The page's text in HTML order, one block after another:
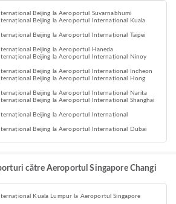
Beijing la Aeroportul Suvarnabhumi
Beijing la Aeroportul Internațional Kuala
Beijing la Aeroportul Internațional Taipei
Beijing la Aeroportul Haneda
Beijing la Aeroportul Internațional Ninoy
Beijing la Aeroportul Internațional Incheon
Beijing la Aeroportul Internațional Hong
Beijing la Aeroportul Internațional Narita
Beijing la Aeroportul Internațional Shanghai
Beijing la Aeroportul Internațional
Beijing la Aeroportul Internațional Dubai
către Aeroportul Singapore Changi
Kuala Lumpur la Aeroportul Singapore